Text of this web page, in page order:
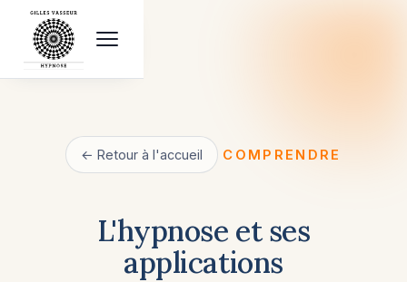
← Retour à l'accueil COMPRENDRE
L'hypnose et ses
applications